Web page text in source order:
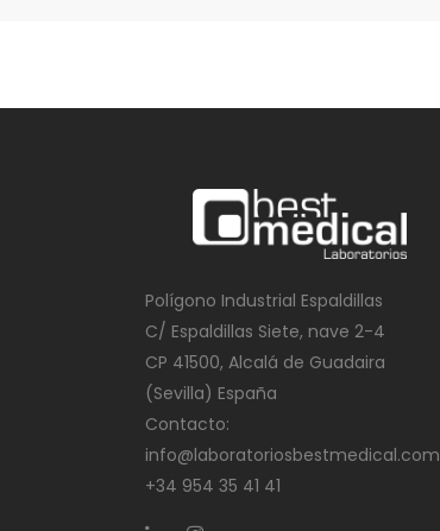
Polígono Industrial Espaldillas
C/ Espaldillas Siete, nave 2-4
CP 41500, Alcalá de Guadaira
(Sevilla) España
Contacto:
info@laboratoriosbestmedical.com
+34 954 35 41 41